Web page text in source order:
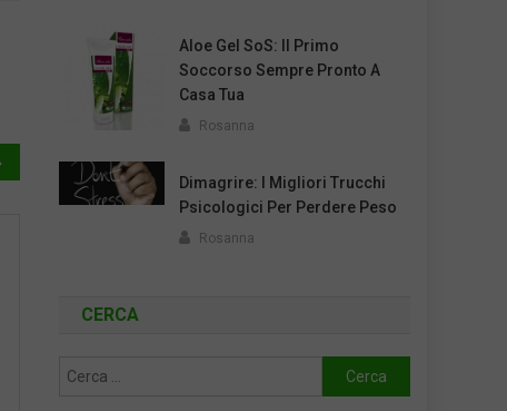
Aloe Gel SoS: Il Primo
Soccorso Sempre Pronto A
Casa Tua
Rosanna
Dimagrire: I Migliori Trucchi
Psicologici Per Perdere Peso
Rosanna
CERCA
Ricerca
per: